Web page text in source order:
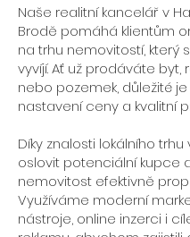
Naše realitní kancelář v
Brodě pomáhá klientům
na trhu nemovitostí, který
vyvíjí. Ať už prodáváte byt,
nebo pozemek, důležité
nastavení ceny a kvalitní
Díky znalosti lokálního trhu
oslovit potenciální kupce
nemovitost efektivně
Využíváme moderní
nástroje, online inzerci i